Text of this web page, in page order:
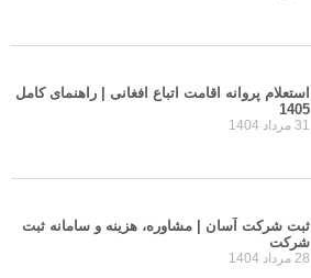
استعلام پروانه اقامت اتباع افغانی | راهنمای کامل
1405
31 مرداد 1404
ثبت شرکت آسان | مشاوره، هزینه و سامانه ثبت
شرکت
28 مرداد 1404